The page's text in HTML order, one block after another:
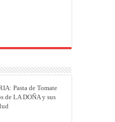
Pasta de Tomate
de LA DOÑA y sus